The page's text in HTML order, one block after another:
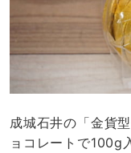
成城石井の「金貨
ョコレートで100g